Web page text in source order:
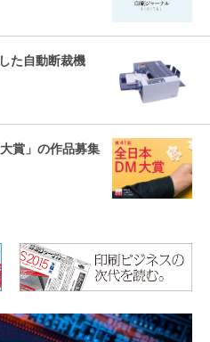
た自動断裁機
賞」の作品募集